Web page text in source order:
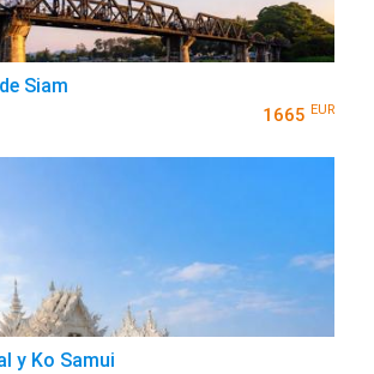
Siam
1665 EUR
y Ko Samui